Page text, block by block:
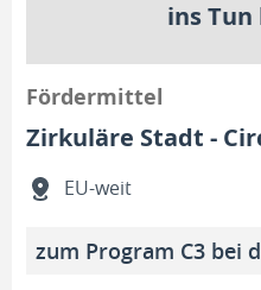
ins
Fördermittel
Zirkuläre Stadt -
EU-weit
zum Program C3 bei